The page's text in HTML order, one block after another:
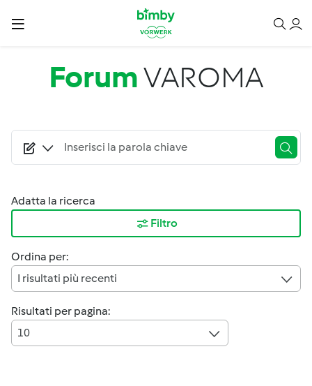
Salta al contenuto principale
ForumVAROMA
Adatta la ricerca
Filtro
Ordina per:
I risultati più recenti
Risultati per pagina:
10